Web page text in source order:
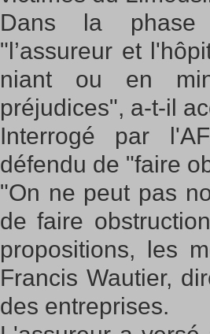
Dans la phase
"l’assureur et
niant ou en
préjudices", a-t-il
Interrogé par
défendu de "faire
"On ne peut pas
de faire
propositions, les
Francis Wautier,
des entreprises.